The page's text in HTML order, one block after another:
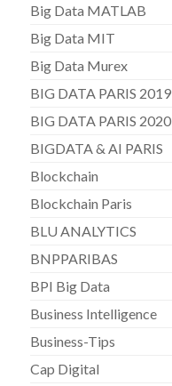
Big Data MATLAB
Big Data MIT
Big Data Murex
BIG DATA PARIS 2019
BIG DATA PARIS 2020
BIGDATA & AI PARIS
Blockchain
Blockchain Paris
BLU ANALYTICS
BNPPARIBAS
BPI Big Data
Business Intelligence
Business-Tips
Cap Digital